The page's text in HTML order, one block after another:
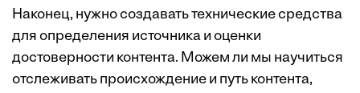
Наконец, нужно создавать технические средства
для определения источника и оценки
достоверности контента. Можем ли мы научиться
отслеживать происхождение и путь контента,